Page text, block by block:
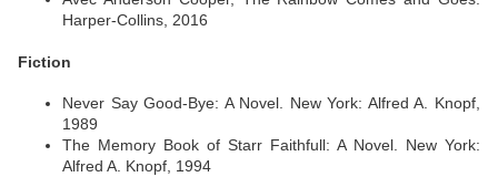
Harper-Collins, 2016
Fiction
Never Say Good-Bye: A Novel. New York: Alfred A. Knopf,
1989
The Memory Book of Starr Faithfull: A Novel. New York:
Alfred A. Knopf, 1994